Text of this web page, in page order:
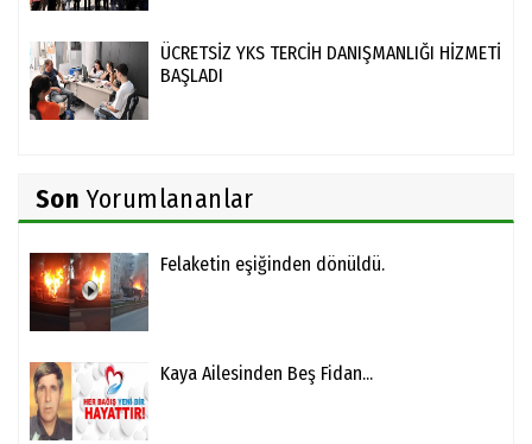
ÜCRETSİZ YKS TERCİH DANIŞMANLIĞI HİZMETİ
BAŞLADI
Son Yorumlananlar
Felaketin eşiğinden dönüldü.
Kaya Ailesinden Beş Fidan...